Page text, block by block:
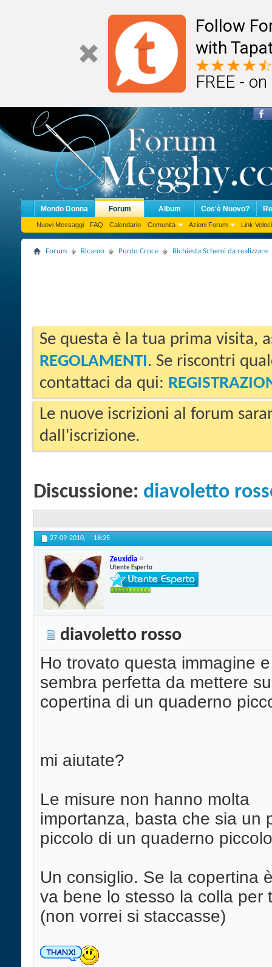
Follow
with
FREE -
Mondo Donna Forum
Nuovi Messaggi FAQ Calendario Comunità Azioni Forum Link Veloci
Album Cos'è Nuovo?
Forum Ricamo Punto Croce Richiesta Schemi da realizzare
Se questa è la tua prima visita,
REGOLAMENTI. Se riscontri
contattaci da qui:
Le nuove iscrizioni al forum
dall'iscrizione.
Discussione: diavoletto
27-09-2010, 18:25
Zeuxidia
Utente Esperto
diavoletto rosso
Ho trovato questa immagine
sembra perfetta da mettere
copertina di un quaderno
mi aiutate?
Le misure non hanno molta
importanza, basta che sia un
piccolo di un quaderno
Un consiglio. Se la copertina
va bene lo stesso la colla per
(non vorrei si staccasse)